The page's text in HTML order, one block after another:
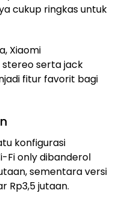
cukup ringkas untuk
Xiaomi
serta jack
fitur favorit bagi
konfigurasi
Fi only dibanderol
sementara versi
Rp3,5 jutaan.